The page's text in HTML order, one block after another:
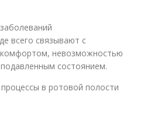
всего связывают с
невозможностью
состоянием.
в ротовой полости